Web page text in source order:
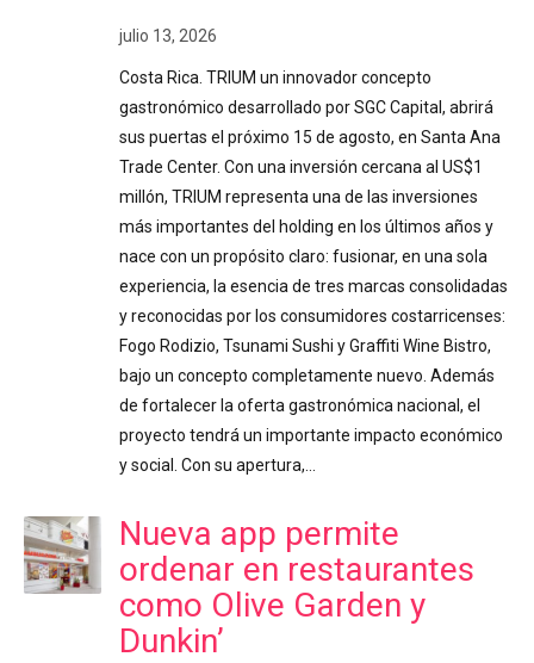
julio 13, 2026
Costa Rica. TRIUM un innovador concepto
gastronómico desarrollado por SGC Capital, abrirá
sus puertas el próximo 15 de agosto, en Santa Ana
Trade Center. Con una inversión cercana al US$1
millón, TRIUM representa una de las inversiones
más importantes del holding en los últimos años y
nace con un propósito claro: fusionar, en una sola
experiencia, la esencia de tres marcas consolidadas
y reconocidas por los consumidores costarricenses:
Fogo Rodizio, Tsunami Sushi y Graffiti Wine Bistro,
bajo un concepto completamente nuevo. Además
de fortalecer la oferta gastronómica nacional, el
proyecto tendrá un importante impacto económico
y social. Con su apertura,…
Nueva app permite
ordenar en restaurantes
como Olive Garden y
Dunkin’